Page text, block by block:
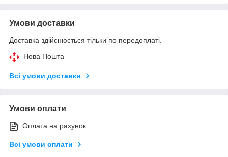
Умови доставки
Доставка здійснюється тільки по передоплаті.
Нова Пошта
Всі умови доставки
Умови оплати
Оплата на рахунок
Всі умови оплати